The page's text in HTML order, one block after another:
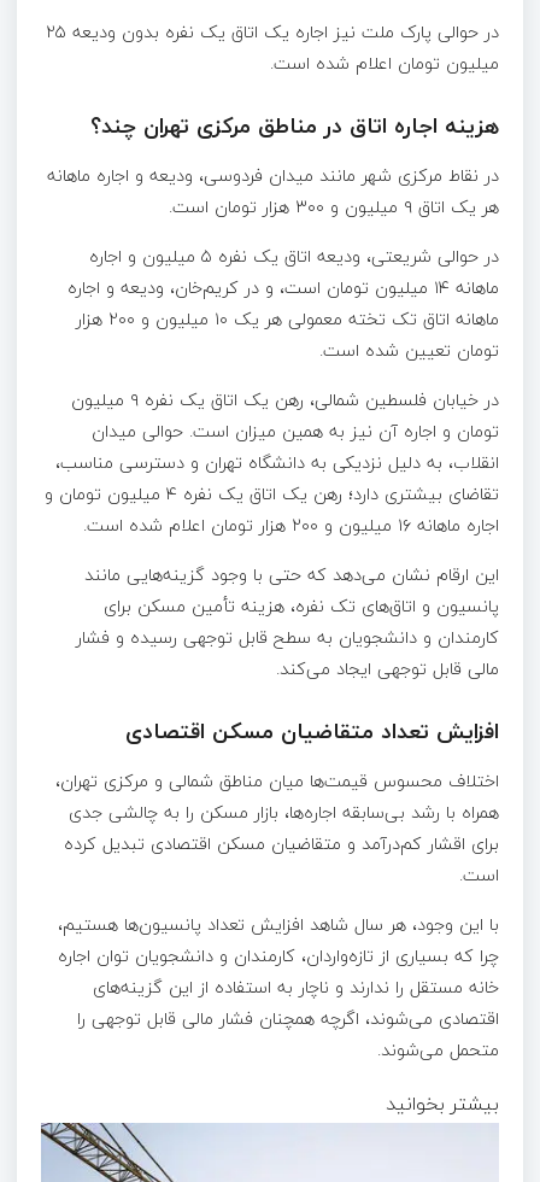
در حوالی پارک ملت نیز اجاره یک اتاق یک نفره بدون ودیعه ۲۵
میلیون تومان اعلام شده است.
هزینه اجاره اتاق در مناطق مرکزی تهران چند؟
در نقاط مرکزی شهر مانند میدان فردوسی، ودیعه و اجاره ماهانه
هر یک اتاق ۹ میلیون و ۳۰۰ هزار تومان است.
در حوالی شریعتی، ودیعه اتاق یک نفره ۵ میلیون و اجاره
ماهانه ۱۴ میلیون تومان است، و در کریم‌خان، ودیعه و اجاره
ماهانه اتاق تک تخته معمولی هر یک ۱۰ میلیون و ۲۰۰ هزار
تومان تعیین شده است.
در خیابان فلسطین شمالی، رهن یک اتاق یک نفره ۹ میلیون
تومان و اجاره آن نیز به همین میزان است. حوالی میدان
انقلاب، به دلیل نزدیکی به دانشگاه تهران و دسترسی مناسب،
تقاضای بیشتری دارد؛ رهن یک اتاق یک نفره ۴ میلیون تومان و
اجاره ماهانه ۱۶ میلیون و ۲۰۰ هزار تومان اعلام شده است.
این ارقام نشان می‌دهد که حتی با وجود گزینه‌هایی مانند
پانسیون و اتاق‌های تک نفره، هزینه تأمین مسکن برای
کارمندان و دانشجویان به سطح قابل توجهی رسیده و فشار
مالی قابل توجهی ایجاد می‌کند.
افزایش تعداد متقاضیان مسکن اقتصادی
اختلاف محسوس قیمت‌ها میان مناطق شمالی و مرکزی تهران،
همراه با رشد بی‌سابقه اجاره‌ها، بازار مسکن را به چالشی جدی
برای اقشار کم‌درآمد و متقاضیان مسکن اقتصادی تبدیل کرده
است.
با این وجود، هر سال شاهد افزایش تعداد پانسیون‌ها هستیم،
چرا که بسیاری از تازه‌واردان، کارمندان و دانشجویان توان اجاره
خانه مستقل را ندارند و ناچار به استفاده از این گزینه‌های
اقتصادی می‌شوند، اگرچه همچنان فشار مالی قابل توجهی را
متحمل می‌شوند.
بیشتر بخوانید